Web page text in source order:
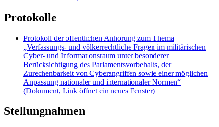
Protokolle
Protokoll der öffentlichen Anhörung zum Thema
„Verfassungs- und völkerrechtliche Fragen im militärischen
Cyber- und Informationsraum unter besonderer
Berücksichtigung des Parlamentsvorbehalts, der
Zurechenbarkeit von Cyberangriffen sowie einer möglichen
Anpassung nationaler und internationaler Normen“
(Dokument, Link öffnet ein neues Fenster)
Stellungnahmen